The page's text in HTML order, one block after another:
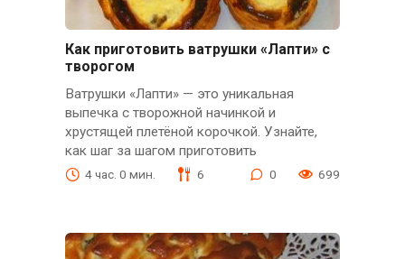
Как приготовить ватрушки «Лапти» с
творогом
Ватрушки «Лапти» — это уникальная
выпечка с творожной начинкой и
хрустящей плетёной корочкой. Узнайте,
как шаг за шагом приготовить
4 час. 0 мин. 6 0 699